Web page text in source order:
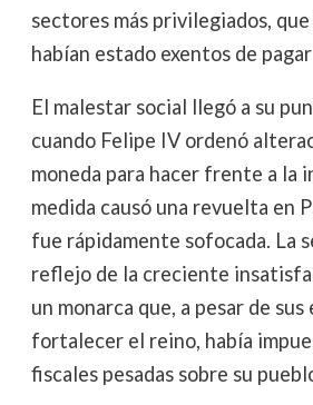
sectores más privilegiados,
habían estado exentos de
El malestar social llegó a su
cuando Felipe IV ordenó
moneda para hacer frente a la
medida causó una revuelta en
fue rápidamente sofocada. La
reflejo de la creciente
un monarca que, a pesar de
fortalecer el reino, había
fiscales pesadas sobre su